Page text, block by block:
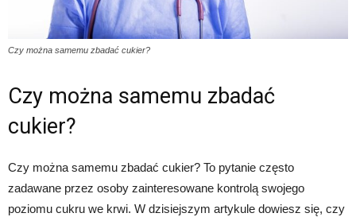
Czy można samemu zbadać cukier?
Czy można samemu zbadać
cukier?
Czy można samemu zbadać cukier? To pytanie często
zadawane przez osoby zainteresowane kontrolą swojego
poziomu cukru we krwi. W dzisiejszym artykule dowiesz się, czy